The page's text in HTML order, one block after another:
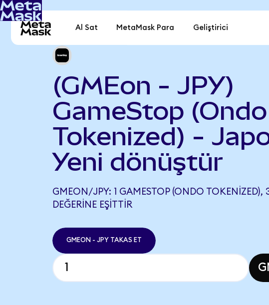
Al Sat MetaMask Para Geliştirici
(GMEon - JPY)
GameStop (Ondo
Tokenized) -
Yeni dönüştür
GMEON/JPY: 1 GAMESTOP (ONDO TOKENIZED),
DEĞERINE EŞITTIR
GMEON - JPY TAKAS ET